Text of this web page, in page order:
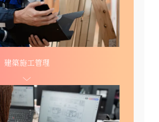
建築施工管理